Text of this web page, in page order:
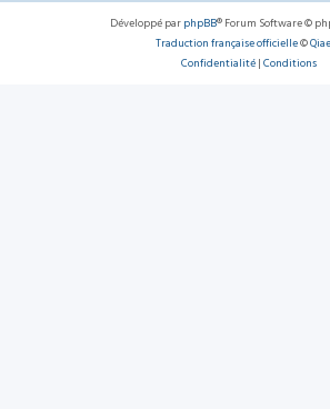
Développé par phpBB® Forum Software ©
Traduction française officielle©
Confidentialité | Conditions